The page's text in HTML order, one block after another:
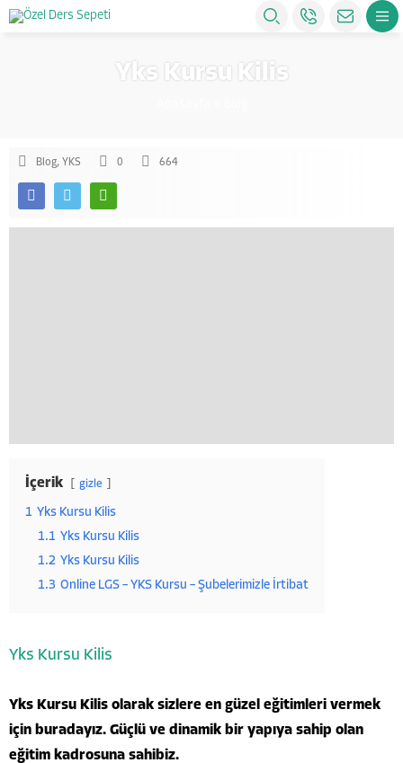
Yks Kursu Kilis
Blog, YKS 0 664
İçerik gizle
1 Yks Kursu Kilis
1.1 Yks Kursu Kilis
1.2 Yks Kursu Kilis
1.3 Online LGS – YKS Kursu – Şubelerimizle İrtibat
Yks Kursu Kilis
Yks Kursu Kilis olarak sizlere en güzel eğitimleri vermek
için buradayız. Güçlü ve dinamik bir yapıya sahip olan
eğitim kadrosuna sahibiz.